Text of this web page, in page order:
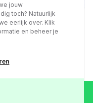
| Memory |
jouw
toch? Natuurlijk
eerlijk over. Klik
en beheer je